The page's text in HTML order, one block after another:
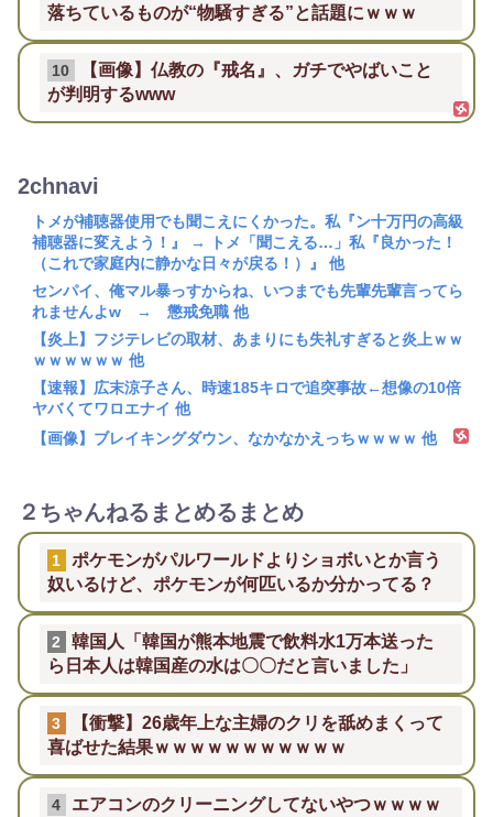
落ちているものが“物騒すぎる”と話題にｗｗｗ
10
【画像】仏教の『戒名』、ガチでやばいこと
が判明するwww
2chnavi
トメが補聴器使用でも聞こえにくかった。私『ン十万円の高級
補聴器に変えよう！』 → トメ「聞こえる…」私『良かった！
（これで家庭内に静かな日々が戻る！）』 他
センパイ、俺マル暴っすからね、いつまでも先輩先輩言ってら
れませんよw → 懲戒免職 他
【炎上】フジテレビの取材、あまりにも失礼すぎると炎上ｗｗ
ｗｗｗｗｗｗ 他
【速報】広末涼子さん、時速185キロで追突事故←想像の10倍
ヤバくてワロエナイ 他
【画像】ブレイキングダウン、なかなかえっちｗｗｗｗ 他
２ちゃんねるまとめるまとめ
1
ポケモンがパルワールドよりショボいとか言う
奴いるけど、ポケモンが何匹いるか分かってる？
2
韓国人「韓国が熊本地震で飲料水1万本送った
ら日本人は韓国産の水は〇〇だと言いました」
3
【衝撃】26歳年上な主婦のクリを舐めまくって
喜ばせた結果ｗｗｗｗｗｗｗｗｗｗｗ
4
エアコンのクリーニングしてないやつｗｗｗｗ